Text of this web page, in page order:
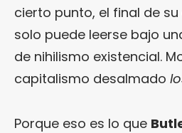
cierto punto, el final de
solo puede leerse bajo
de nihilismo existencial.
capitalismo desalmado
Porque eso es lo que